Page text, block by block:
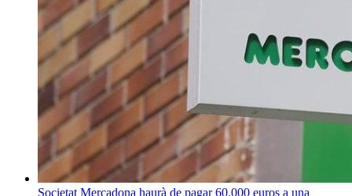
Societat Mercadona haurà de pagar 60.000 euros a una